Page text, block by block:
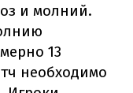
и молний.
13
необходимо